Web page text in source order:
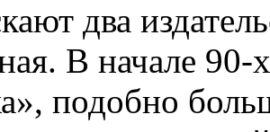
два
В начале 90-
подобно